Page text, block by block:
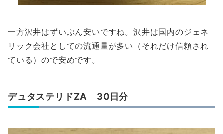
一方沢井はずいぶん安いですね。沢井は国内のジェネ
リック会社としての流通量が多い（それだけ信頼され
ている）ので安めです。
デュタステリドZA 30日分